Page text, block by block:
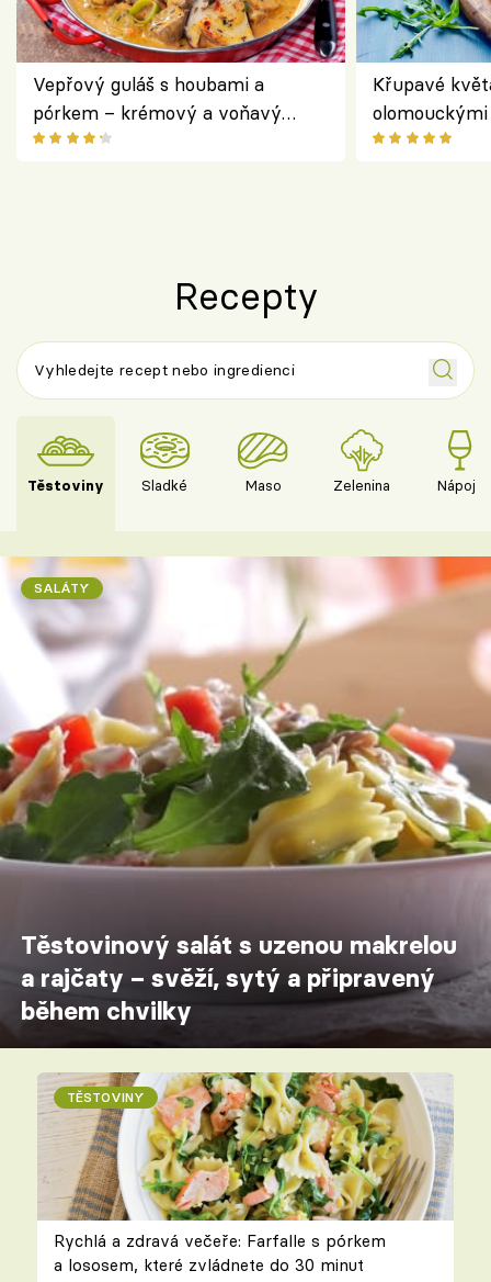
Vepřový guláš s houbami a
pórkem – krémový a voňavý
pokrm z jednoho hrnce
Křupavé
bezlepkový
Recepty
Těstoviny Sladké Maso Zelenina Nápoje
SALÁTY
Těstovinový salát s uzenou makrelou
a rajčaty – svěží, sytý a připravený
během chvilky
TĚSTOVINY
Rychlá a zdravá večeře: Farfalle s pórkem
a lososem, které zvládnete do 30 minut